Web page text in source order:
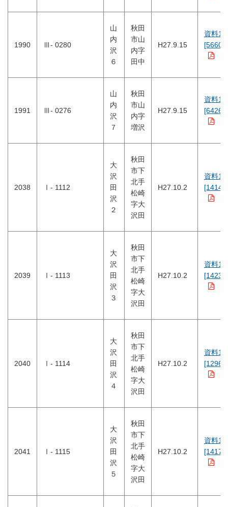
1990 Ⅲ- 0280
山
内
沢
６
秋田
市山
内字
田中
H27.9.15
資料1
1991 Ⅲ- 0276
山
内
沢
７
秋田
市山
内字
増沢
H27.9.15
資料1
2038 Ⅰ- 1112
大
沢
田
沢
２
秋田
市下
北手
松崎
字大
沢田
H27.10.2
資料1
2039 Ⅰ- 1113
大
沢
田
沢
３
秋田
市下
北手
松崎
字大
沢田
H27.10.2
資料1
2040 Ⅰ- 1114
大
沢
田
沢
４
秋田
市下
北手
松崎
字大
沢田
H27.10.2
資料1
2041 Ⅰ- 1115
大
沢
田
沢
５
秋田
市下
北手
松崎
字大
沢田
H27.10.2
資料1